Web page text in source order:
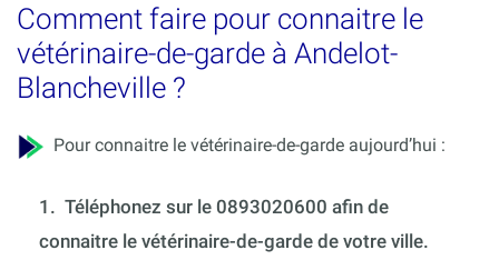
Comment faire pour connaitre le
vétérinaire-de-garde à Andelot-
Blancheville ?
Pour connaitre le vétérinaire-de-garde aujourd’hui :
1. Téléphonez sur le 0893020600 afin de
connaitre le vétérinaire-de-garde de votre ville.